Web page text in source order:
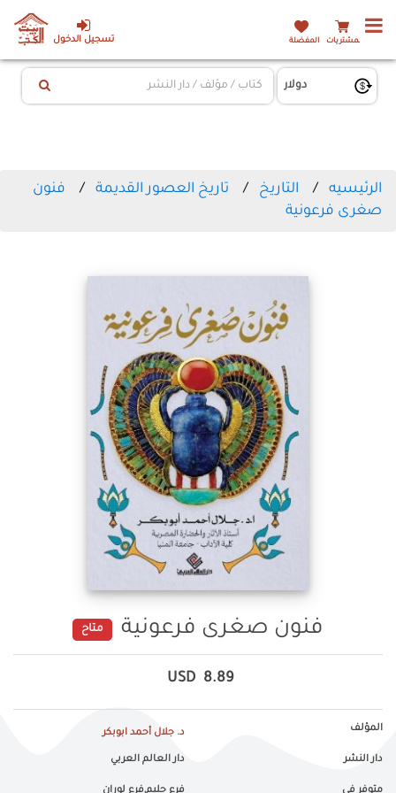
تسجيل الدخول المشتريات المفضلة
الرئيسيه التاريخ تاريخ العصور القديمة
فنون
صغرى فرعونية
فنون صغرى فرعونية متاح
8.89
USD
المؤلف د. جلال أحمد ابوبكر
دار النشر دار العالم العربي
متوفر في فرع جليم,فرع لوران